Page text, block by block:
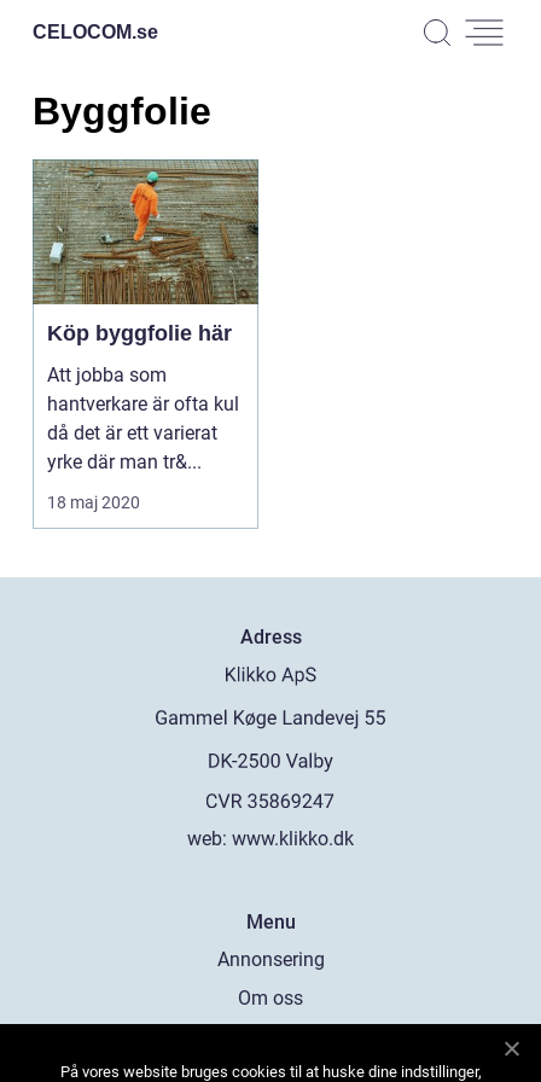
CELOCOM.se
Byggfolie
Köp byggfolie här
Att jobba som
hantverkare är ofta kul
då det är ett varierat
yrke där man tr&...
18 maj 2020
Adress
web: www.klikko.dk
Menu
Annonsering
Om oss
Kontakta oss
På vores website bruges cookies til at huske dine indstillinger,